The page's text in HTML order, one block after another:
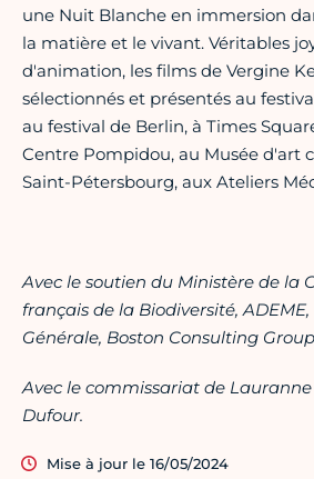
une Nuit Blanche en immersion
la matière et le vivant. Véritables
d'animation, les films de Vergine
sélectionnés et présentés au
au festival de Berlin, à Times
Centre Pompidou, au Musée d'art
Saint-Pétersbourg, aux Ateliers
Avec le soutien du Ministère de la
français de la Biodiversité,
Générale, Boston Consulting
Avec le commissariat de
Dufour.
Mise à jour le 16/05/2024